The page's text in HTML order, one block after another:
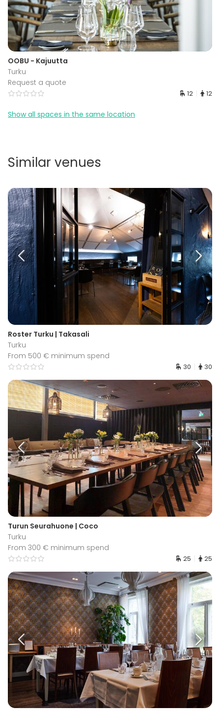
OOBU - Kajuutta
Turku
Request a quote
12 12
Show all spaces in the same location
Similar venues
Roster Turku | Takasali
Turku
From 500 € minimum spend
30 30
Turun Seurahuone | Coco
Turku
From 300 € minimum spend
25 25